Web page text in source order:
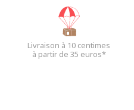
Livraison à 10 centimes
à partir de 35 euros*